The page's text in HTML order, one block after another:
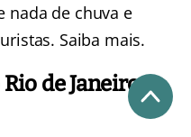
nada de chuva e
Saiba mais.
de Janeiro